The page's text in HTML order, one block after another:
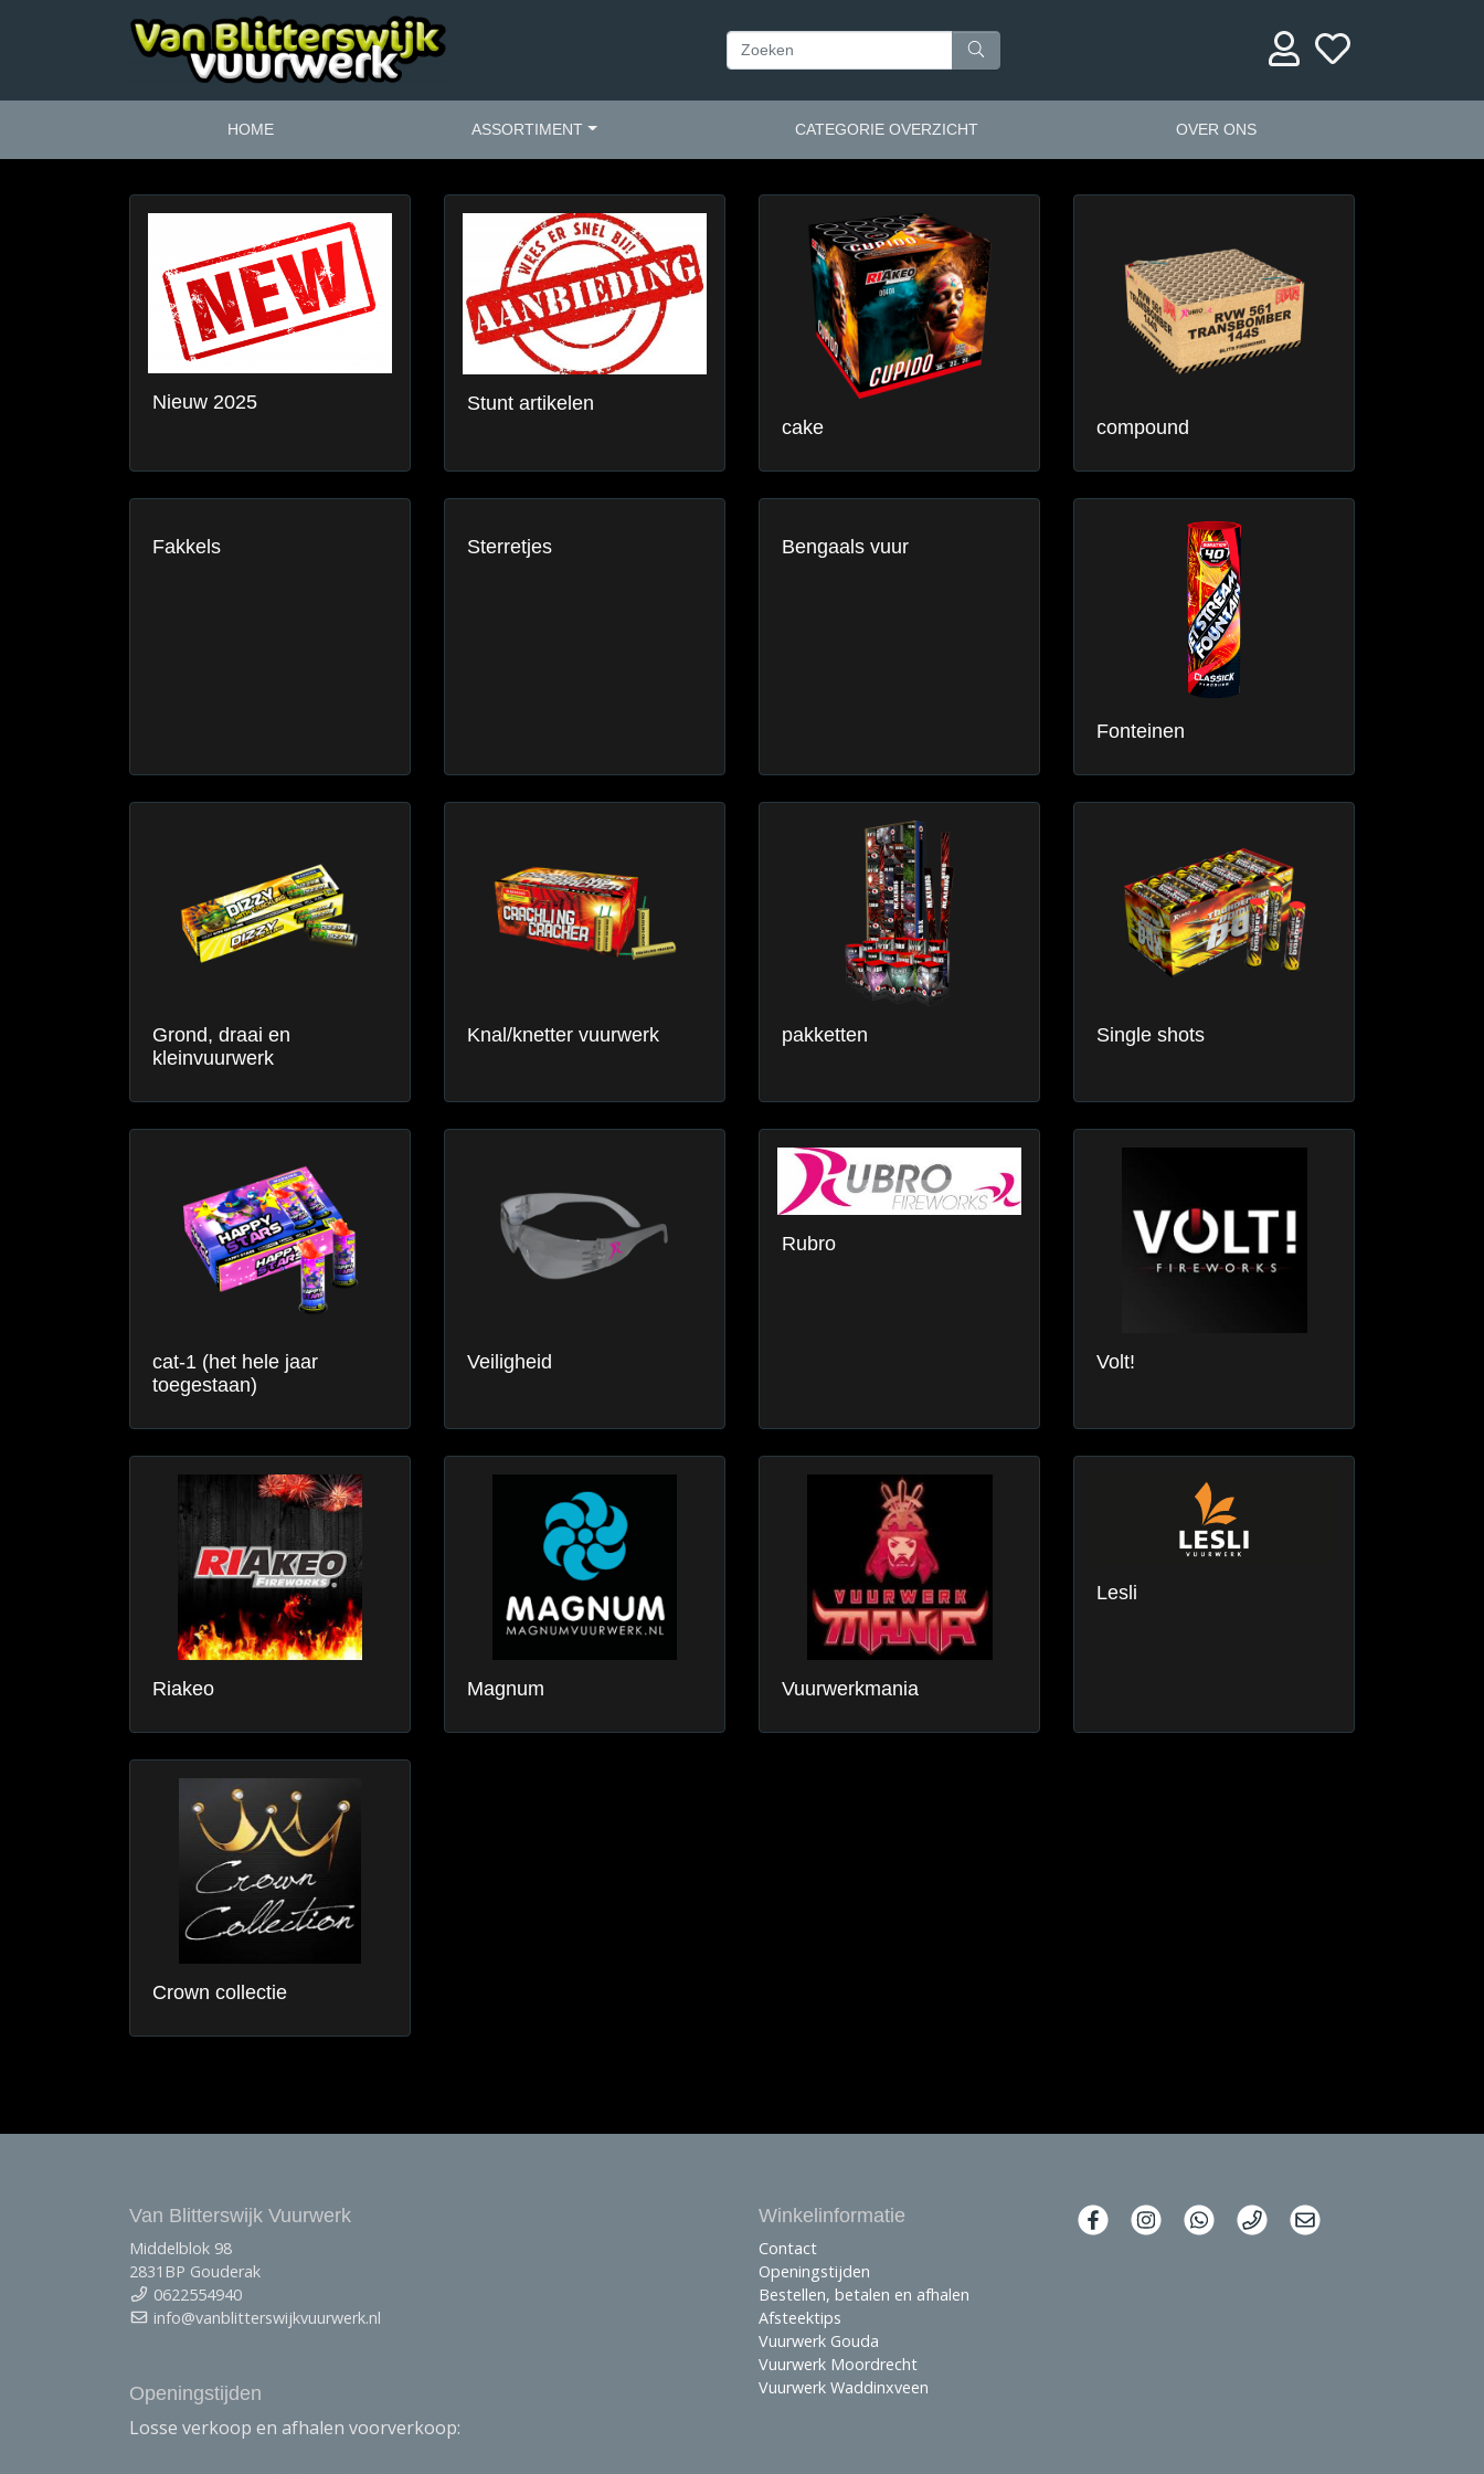
HOME ASSORTIMENT CATEGORIE OVERZICHT OVER ONS
Nieuw 2025
Stunt artikelen
cake
compound
Fakkels Sterretjes Bengaals vuur
Fonteinen
Grond, draai en
kleinvuurwerk
Knal/knetter vuurwerk pakketten Single shots
cat-1 (het hele jaar
toegestaan)
Veiligheid
Rubro
Volt!
Riakeo Magnum Vuurwerkmania
Lesli
Crown collectie
Van Blitterswijk Vuurwerk
Middelblok 98
2831BP Gouderak
0622554940
info@vanblitterswijkvuurwerk.nl
Openingstijden
Losse verkoop en afhalen voorverkoop:
Winkelinformatie
Contact
Openingstijden
Bestellen, betalen en afhalen
Afsteektips
Vuurwerk Gouda
Vuurwerk Moordrecht
Vuurwerk Waddinxveen